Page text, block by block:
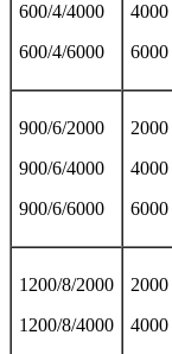
600/4/4000
600/4/6000
4000
6000
900/6/2000
900/6/4000
900/6/6000
2000
4000
6000
1200/8/2000
1200/8/4000
2000
4000